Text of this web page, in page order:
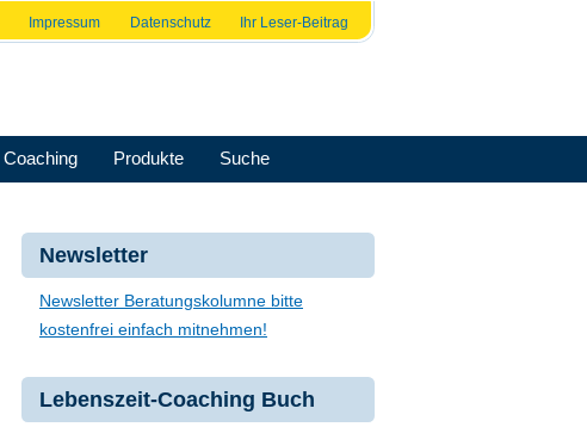
Impressum Datenschutz Ihr Leser-Beitrag
Coaching Produkte Suche
Newsletter
Newsletter Beratungskolumne bitte
kostenfrei einfach mitnehmen!
Lebenszeit-Coaching Buch